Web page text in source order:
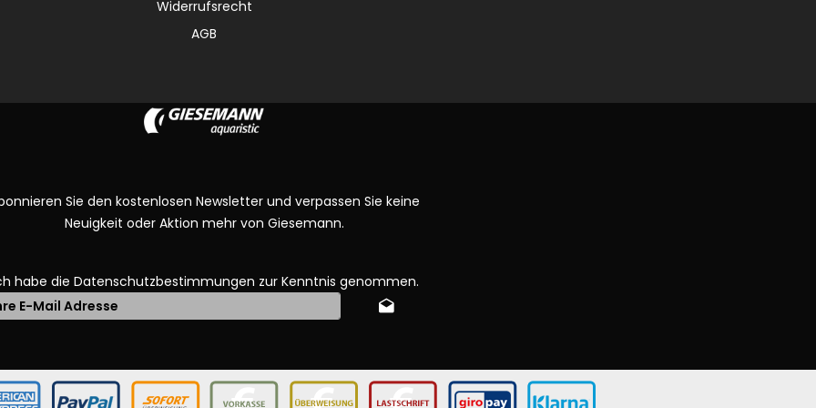
Widerrufsrecht
AGB
Sie den kostenlosen Newsletter und verpassen Sie keine
Neuigkeit oder Aktion mehr von Giesemann.
habe die Datenschutzbestimmungen zur Kenntnis genommen.